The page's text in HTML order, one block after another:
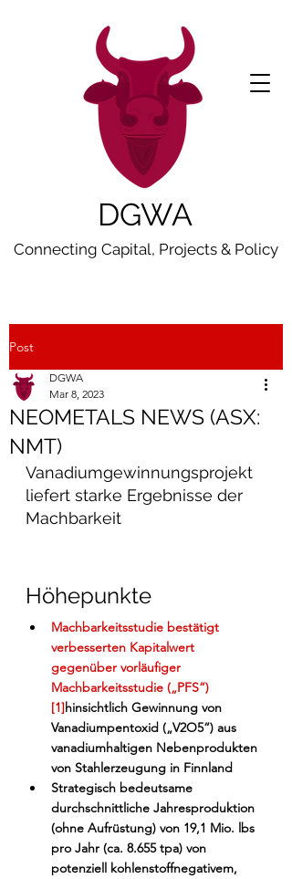
DGWA
Connecting Capital, Projects & Policy
Post
NEOMETALS NEWS (ASX:
NMT)
DGWA
Mar 8, 2023
Vanadiumgewinnungsprojekt
liefert starke Ergebnisse der
Machbarkeit
Höhepunkte
Machbarkeitsstudie bestätigt
verbesserten Kapitalwert
gegenüber vorläufiger
Machbarkeitsstudie („PFS“)
[1]hinsichtlich Gewinnung von
Vanadiumpentoxid („V2O5“) aus
vanadiumhaltigen Nebenprodukten
von Stahlerzeugung in Finnland
Strategisch bedeutsame
durchschnittliche Jahresproduktion
(ohne Aufrüstung) von 19,1 Mio. lbs
pro Jahr (ca. 8.655 tpa) von
potenziell kohlenstoffnegativem,